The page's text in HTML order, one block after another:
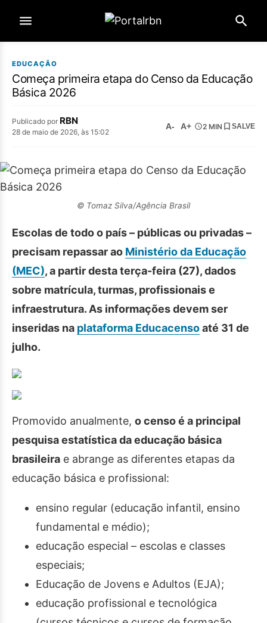
EDUCAÇÃO
Começa primeira etapa do Censo da Educação
Básica 2026
Publicado por RBN
28 de maio de 2026, às 15:02
A- A+ 2 MIN SALVE
© Tomaz Silva/Agência Brasil
Escolas de todo o país – públicas ou privadas –
precisam repassar ao Ministério da Educação
(MEC), a partir desta terça-feira (27), dados
sobre matrícula, turmas, profissionais e
infraestrutura. As informações devem ser
inseridas na plataforma Educacensoaté 31 de
julho.
Promovido anualmente, o censo é a principal
pesquisa estatística da educação básica
brasileira e abrange as diferentes etapas da
educação básica e profissional:
ensino regular (educação infantil, ensino
fundamental e médio);
educação especial – escolas e classes
especiais;
Educação de Jovens e Adultos (EJA);
educação profissional e tecnológica